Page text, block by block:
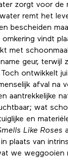
zorgt voor de
remt het
bescheiden
vindt
met
geur, terwijl
ontwikkelt
afval na
aantrekkelijke
wat
en
Like Roses
plaats van
we weggooien